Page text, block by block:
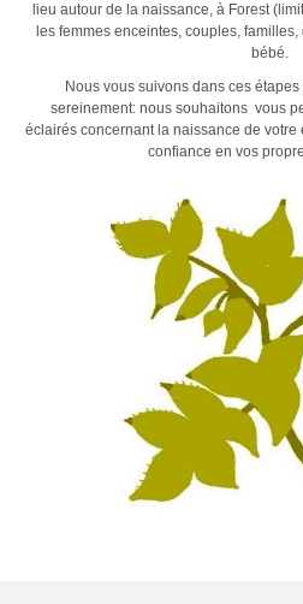
lieu autour de la naissance, à Forest
les femmes enceintes, couples,
bébé.
Nous vous suivons dans ces
sereinement: nous souhaitons vous
éclairés concernant la naissance de
confiance en vos